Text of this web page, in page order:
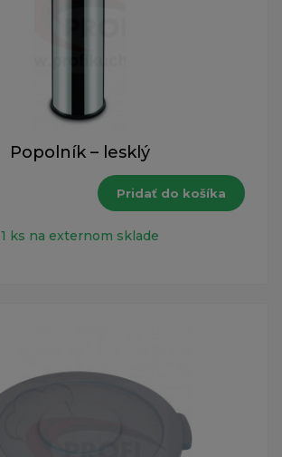
Popolník – lesklý
Pridať do košíka
1 ks na externom sklade